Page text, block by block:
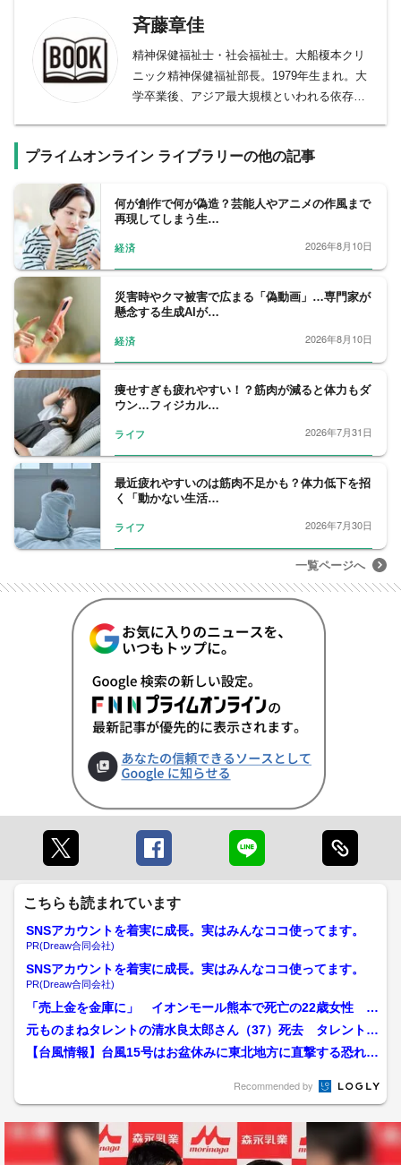
斉藤章佳
精神保健福祉士・社会福祉士。大船榎本クリ
ニック精神保健福祉部長。1979年生まれ。大
学卒業後、アジア最大規模といわれる依存症
ンブル、薬物、性犯罪、児童虐待、DV、ク
問題に携わる。専門は加害者臨床で、現在ま
でに2500人以上の性犯罪者の治療に関わる。
著書に『男が痴漢になる理由』『万引き依存
れない男たち』（扶桑社）、『男尊女卑依存
症社会』（亜紀書房）、共著に『50歳からの
性教育』（河出新書）、監修に漫画『セック
ス依存症になりました。』（津島隆太作、集
英社）などがある
プライムオンライン ライブラリーの他の記事
何が創作で何が偽造？芸能人やアニメの作風まで
再現してしまう生…
経済 2026年8月10日
災害時やクマ被害で広まる「偽動画」…専門家が
懸念する生成AIが…
経済 2026年8月10日
痩せすぎも疲れやすい！？筋肉が減ると体力もダ
ウン…フィジカル…
ライフ 2026年7月31日
最近疲れやすいのは筋肉不足かも？体力低下を招
く「動かない生活…
ライフ 2026年7月30日
一覧ページへ
こちらも読まれています
SNSアカウントを着実に成長。実はみんなココ使ってます。
PR(Dreaw合同会社)
SNSアカウントを着実に成長。実はみんなココ使ってます。
PR(Dreaw合同会社)
「売上金を金庫に」 イオンモール熊本で死亡の22歳女性 勤
務店運営会社の指示受け...
元ものまねタレントの清水良太郎さん（37）死去 タレント・
清水アキラさんの息子
【台風情報】台風15号はお盆休みに東北地方に直撃する恐れ
Recommended by